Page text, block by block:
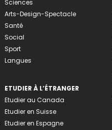
Sciences
Arts-Design-Spectacle
Santé
Social
Sport
Langues
ETUDIER À L’ÉTRANGER
Etudier au Canada
Etudier en Suisse
Etudier en Espagne